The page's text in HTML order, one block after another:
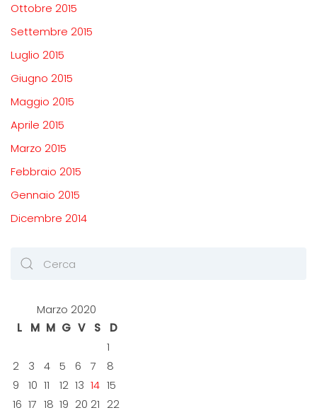
Ottobre 2015
Settembre 2015
Luglio 2015
Giugno 2015
Maggio 2015
Aprile 2015
Marzo 2015
Febbraio 2015
Gennaio 2015
Dicembre 2014
Marzo 2020
L
M M G V S
D
1
2
3 4 5 6 7
8
9
10 11 12 13 14 15
16 17 18 19 20 21 22